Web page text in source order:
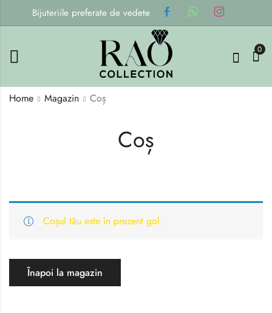
Bijuteriile preferate de vedete
0
Coș
Home Magazin Coș
Coșul tău este în prezent gol.
Înapoi la magazin